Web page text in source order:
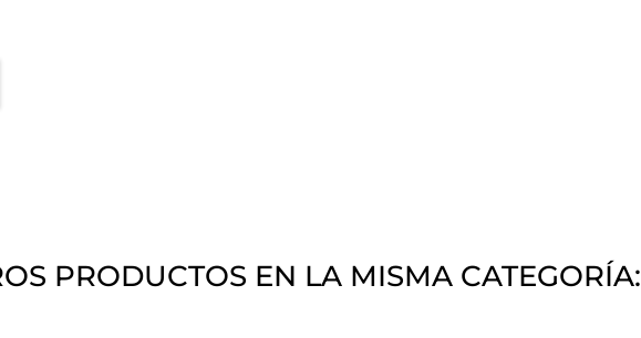
PRODUCTOS EN LA MISMA CATEGORÍA: